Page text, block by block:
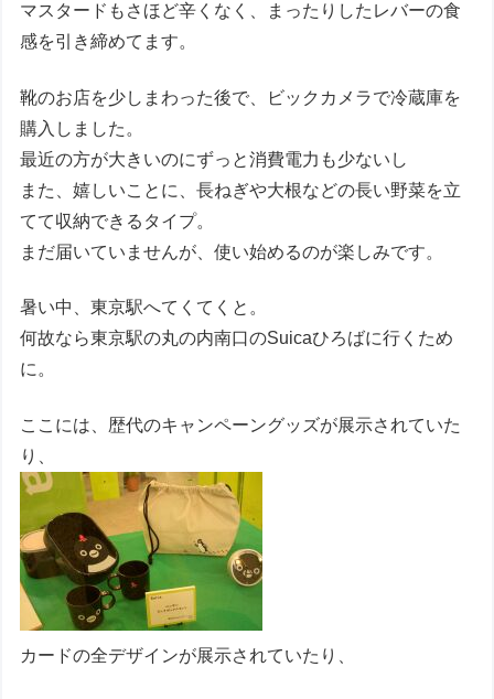
マスタードもさほど辛くなく、まったりしたレバーの食
感を引き締めてます。
靴のお店を少しまわった後で、ビックカメラで冷蔵庫を
購入しました。
最近の方が大きいのにずっと消費電力も少ないし
また、嬉しいことに、長ねぎや大根などの長い野菜を立
てて収納できるタイプ。
まだ届いていませんが、使い始めるのが楽しみです。
暑い中、東京駅へてくてくと。
何故なら東京駅の丸の内南口のSuicaひろばに行くため
に。
ここには、歴代のキャンペーングッズが展示されていた
り、
カードの全デザインが展示されていたり、